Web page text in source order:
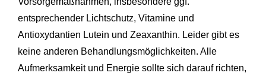
entsprechender Lichtschutz, Vitamine und
Antioxydantien Lutein und Zeaxanthin. Leider gibt es
keine anderen Behandlungsmöglichkeiten. Alle
Aufmerksamkeit und Energie sollte sich darauf richten,